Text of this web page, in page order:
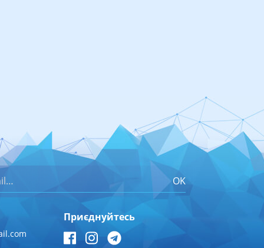
OK
Приєднуйтесь